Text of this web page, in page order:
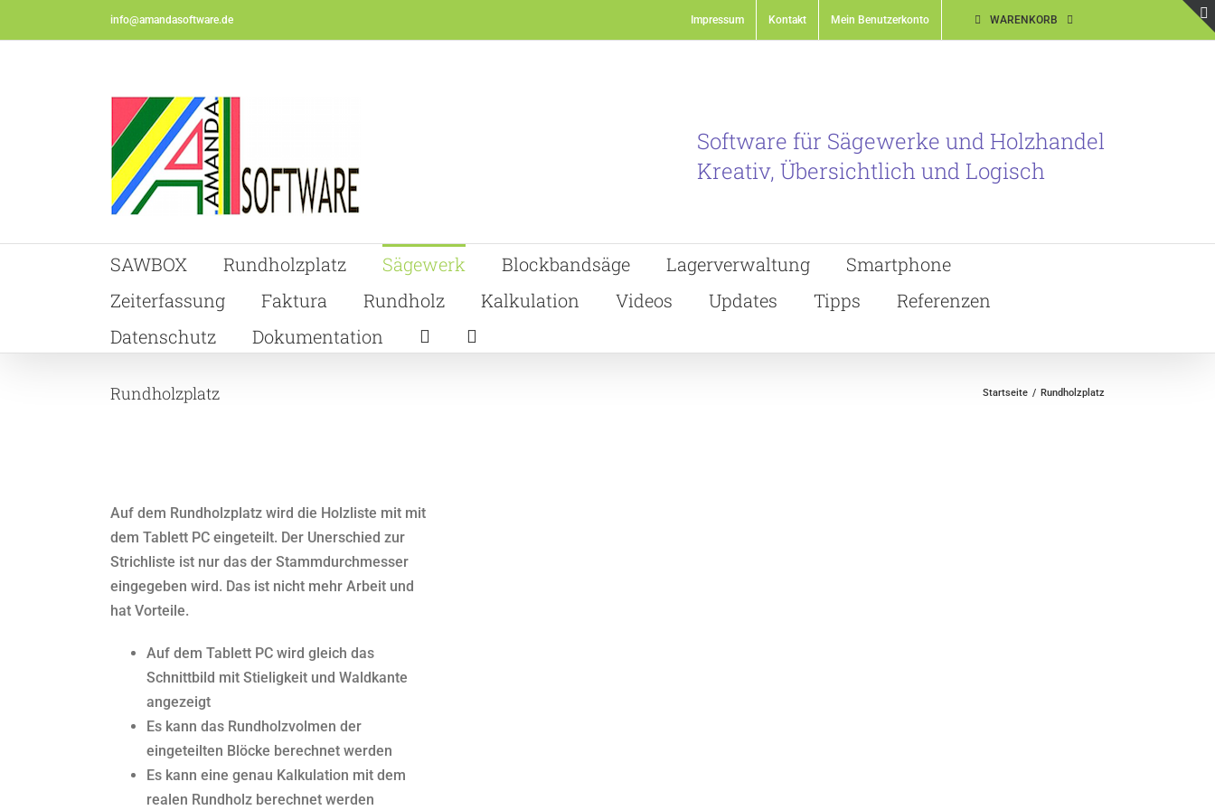
to
info@amandasoftware.de Impressum Kontakt Mein Benutzerkonto WARENKORB
Software für Sägewerke und Holzhandel
Kreativ, Übersichtlich und Logisch
SAWBOX Rundholzplatz Sägewerk Blockbandsäge Lagerverwaltung
Smartphone
Zeiterfassung
Faktura Rundholz Kalkulation Videos Updates Tipps
Referenzen
Datenschutz
Dokumentation
Rundholzplatz Startseite Rundholzplatz
Auf dem Rundholzplatz wird die Holzliste mit mit
dem Tablett PC eingeteilt. Der Unerschied zur
Strichliste ist nur das der Stammdurchmesser
eingegeben wird. Das ist nicht mehr Arbeit und
hat Vorteile.
Auf dem Tablett PC wird gleich das
Schnittbild mit Stieligkeit und Waldkante
angezeigt
Es kann das Rundholzvolmen der
eingeteilten Blöcke berechnet werden
Es kann eine genau Kalkulation mit dem
realen Rundholz berechnet werden